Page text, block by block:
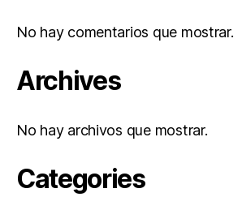
No hay comentarios que mostrar.
Archives
No hay archivos que mostrar.
Categories